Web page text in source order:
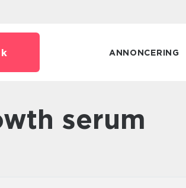
ANNONCERING
serum